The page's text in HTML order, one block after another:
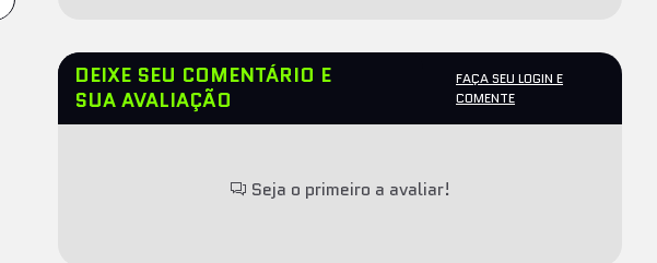
DEIXE SEU COMENTÁRIO E
SUA AVALIAÇÃO
FAÇA SEU LOGIN E
COMENTE
Seja o primeiro a avaliar!